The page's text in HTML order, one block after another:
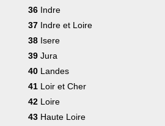
36Indre
37Indre et Loire
38Isere
39Jura
40Landes
41Loir et Cher
42Loire
43Haute Loire